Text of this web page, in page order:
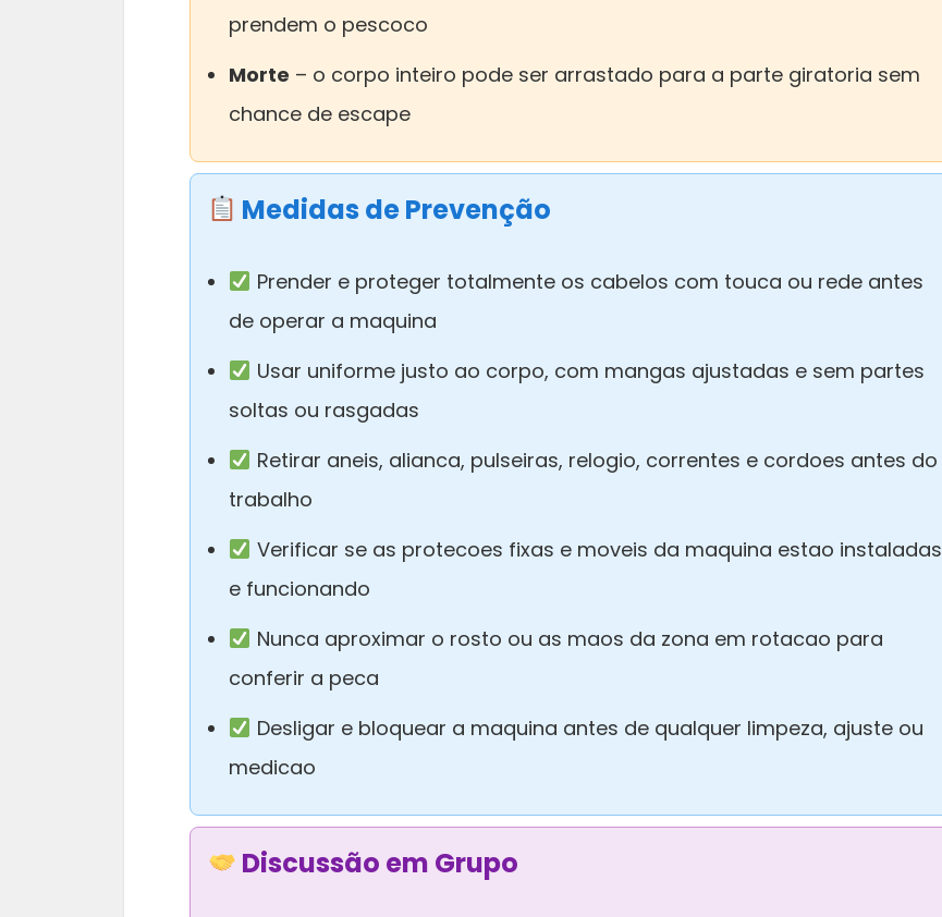
prendem o pescoco
Morte – o corpo inteiro pode ser arrastado para a parte giratoria sem
chance de escape
Medidas de Prevenção
Prender e proteger totalmente os cabelos com touca ou rede antes
de operar a maquina
Usar uniforme justo ao corpo, com mangas ajustadas e sem partes
soltas ou rasgadas
Retirar aneis, alianca, pulseiras, relogio, correntes e cordoes antes do
trabalho
Verificar se as protecoes fixas e moveis da maquina estao instaladas
e funcionando
Nunca aproximar o rosto ou as maos da zona em rotacao para
conferir a peca
Desligar e bloquear a maquina antes de qualquer limpeza, ajuste ou
medicao
Discussão em Grupo